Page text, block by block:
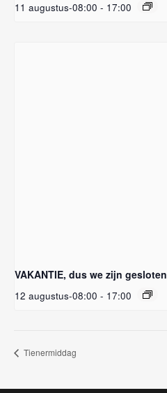
11 augustus-08:00 - 17:00
VAKANTIE, dus we zijn gesloten
12 augustus-08:00 - 17:00
Tienermiddag